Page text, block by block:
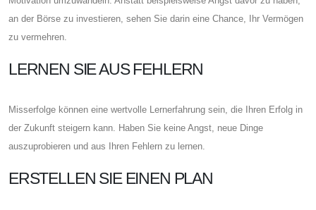
an der Börse zu investieren, sehen Sie darin eine Chance, Ihr Vermögen
zu vermehren.
LERNEN SIE AUS FEHLERN
Misserfolge können eine wertvolle Lernerfahrung sein, die Ihren Erfolg in
der Zukunft steigern kann. Haben Sie keine Angst, neue Dinge
auszuprobieren und aus Ihren Fehlern zu lernen.
ERSTELLEN SIE EINEN PLAN